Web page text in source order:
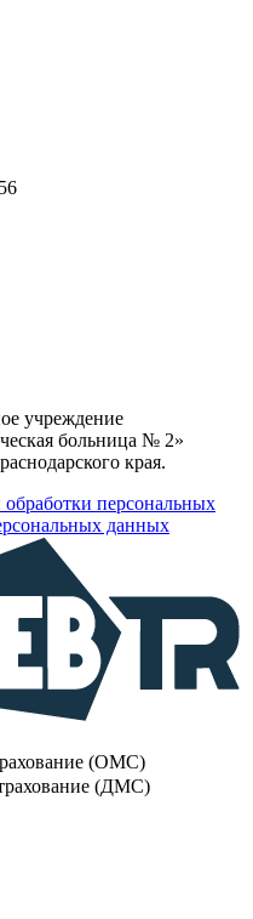
учреждение
больница № 2»
края.
персональных
данных
(OMC)
(ДМС)